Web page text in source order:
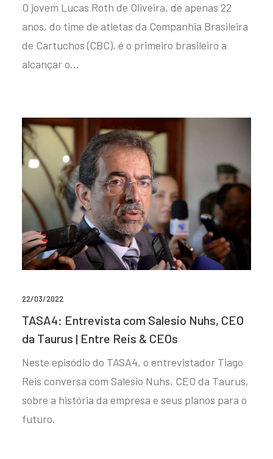
O jovem Lucas Roth de Oliveira, de apenas 22
anos, do time de atletas da Companhia Brasileira
de Cartuchos (CBC), é o primeiro brasileiro a
alcançar o…
22/03/2022
TASA4: Entrevista com Salesio Nuhs, CEO
da Taurus | Entre Reis & CEOs
Neste episódio do TASA4, o entrevistador Tiago
Reis conversa com Salesio Nuhs, CEO da Taurus,
sobre a história da empresa e seus planos para o
futuro.